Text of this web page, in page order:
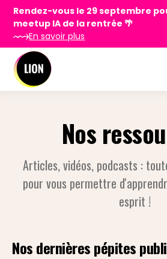
Rendez-vous le 29 septembre
meetup IA de la rentrée 🌴
En savoir plus
Nos
Articles, vidéos, podcasts :
pour vous permettre
esprit !
Nos dernières pépites